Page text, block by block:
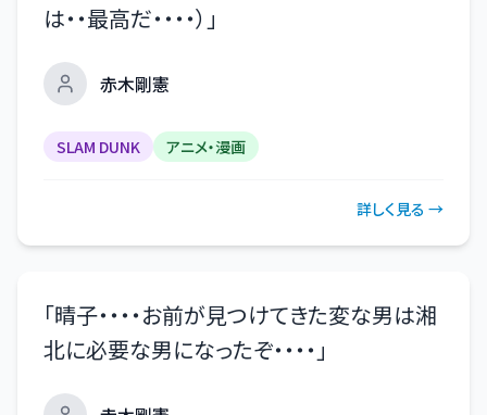
は・・最高だ・・・・） 」
赤木剛憲
SLAM DUNK アニメ・漫画
詳しく見る →
「晴子・・・・お前が見つけてきた変な男は湘
北に必要な男になったぞ・・・・ 」